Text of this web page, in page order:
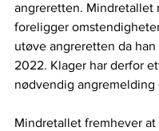
angreretten. Mindretallet
foreligger
utøve angreretten da
2022. Klager har derfor
nødvendig
Mindretallet fremhever